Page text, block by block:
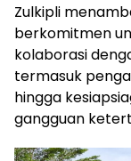
Zulkipli
berkomitmen
kolaborasi
termasuk
hingga
gangguan